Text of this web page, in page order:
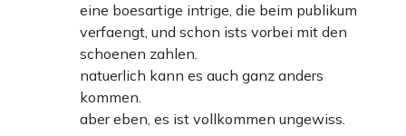
eine boesartige intrige, die beim publikum
verfaengt, und schon ists vorbei mit den
schoenen zahlen.
natuerlich kann es auch ganz anders
kommen.
aber eben, es ist vollkommen ungewiss.